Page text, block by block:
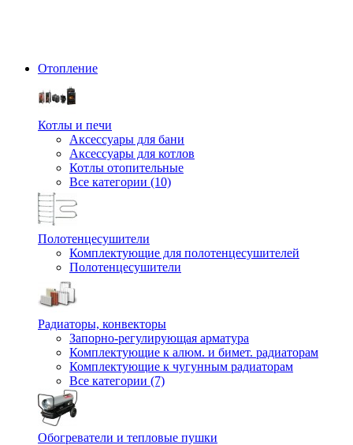
Отопление
Котлы и печи
Аксессуары для бани
Аксессуары для котлов
Котлы отопительные
Все категории (10)
Полотенцесушители
Комплектующие для полотенцесушителей
Полотенцесушители
Радиаторы, конвекторы
Запорно-регулирующая арматура
Комплектующие к алюм. и бимет. радиаторам
Комплектующие к чугунным радиаторам
Все категории (7)
Обогреватели и тепловые пушки